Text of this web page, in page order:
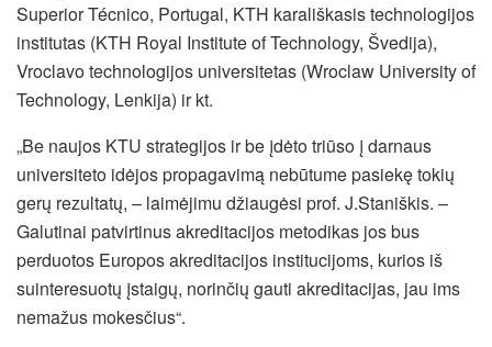
Superior Técnico, Portugal, KTH karališkasis technologijos
institutas (KTH Royal Institute of Technology, Švedija),
Vroclavo technologijos universitetas (Wroclaw University of
Technology, Lenkija) ir kt.
„Be naujos KTU strategijos ir be įdėto triūso į darnaus
universiteto idėjos propagavimą nebūtume pasiekę tokių
gerų rezultatų, – laimėjimu džiaugėsi prof. J.Staniškis. –
Galutinai patvirtinus akreditacijos metodikas jos bus
perduotos Europos akreditacijos institucijoms, kurios iš
suinteresuotų įstaigų, norinčių gauti akreditacijas, jau ims
nemažus mokesčius“.